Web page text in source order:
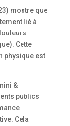
montre que
lié à
Cette
physique est
&
publics
Cela